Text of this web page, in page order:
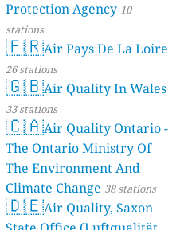
Protection Agency 10
stations
🇫🇷Air Pays De La Loire
26 stations
🇬🇧Air Quality In Wales
33 stations
🇨🇦Air Quality Ontario -
The Ontario Ministry Of
The Environment And
Climate Change 38 stations
🇩🇪Air Quality, Saxon